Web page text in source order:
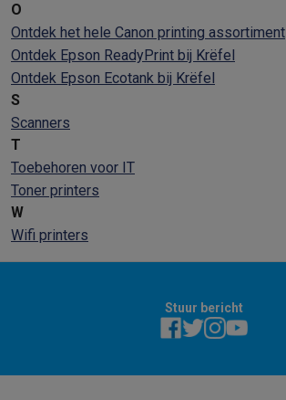
O
Ontdek het hele Canon printing assortiment
Ontdek Epson ReadyPrint bij Krëfel
Ontdek Epson Ecotank bij Krëfel
S
Scanners
T
Toebehoren voor IT
Toner printers
W
Wifi printers
Stuur bericht